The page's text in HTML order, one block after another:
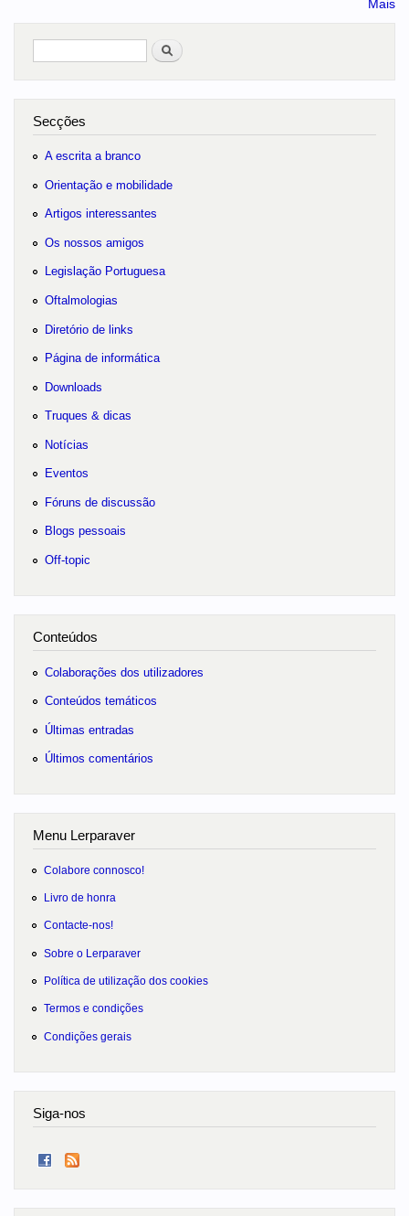
Mais
Pesquisar
Secções
A escrita a branco
Orientação e mobilidade
Artigos interessantes
Os nossos amigos
Legislação Portuguesa
Oftalmologias
Diretório de links
Página de informática
Downloads
Truques & dicas
Notícias
Eventos
Fóruns de discussão
Blogs pessoais
Off-topic
Conteúdos
Colaborações dos utilizadores
Conteúdos temáticos
Últimas entradas
Últimos comentários
Menu Lerparaver
Colabore connosco!
Livro de honra
Contacte-nos!
Sobre o Lerparaver
Política de utilização dos cookies
Termos e condições
Condições gerais
Siga-nos